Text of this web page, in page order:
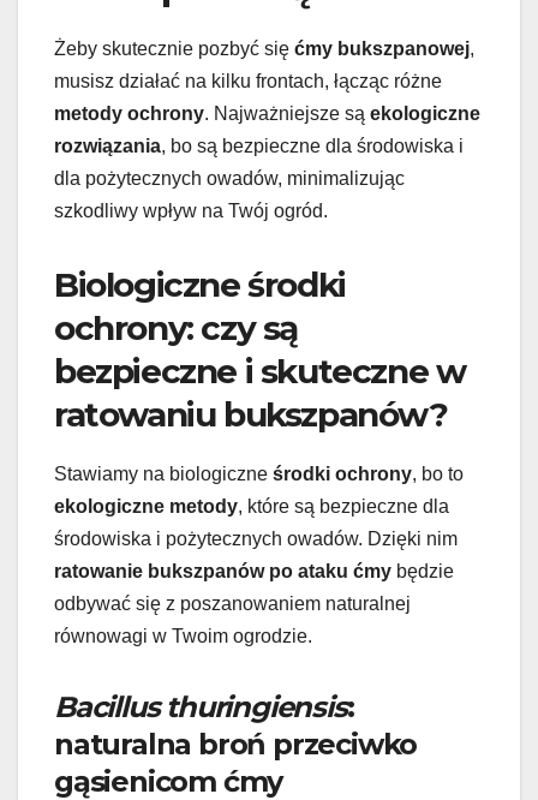
Żeby skutecznie pozbyć się ćmy bukszpanowej,
musisz działać na kilku frontach, łącząc różne
metody ochrony. Najważniejsze są ekologiczne
rozwiązania, bo są bezpieczne dla środowiska i
dla pożytecznych owadów, minimalizując
szkodliwy wpływ na Twój ogród.
Biologiczne środki
ochrony: czy są
bezpieczne i skuteczne w
ratowaniu bukszpanów?
Stawiamy na biologiczne środki ochrony, bo to
ekologiczne metody, które są bezpieczne dla
środowiska i pożytecznych owadów. Dzięki nim
ratowanie bukszpanów po ataku ćmy będzie
odbywać się z poszanowaniem naturalnej
równowagi w Twoim ogrodzie.
Bacillus thuringiensis:
naturalna broń przeciwko
gąsienicom ćmy